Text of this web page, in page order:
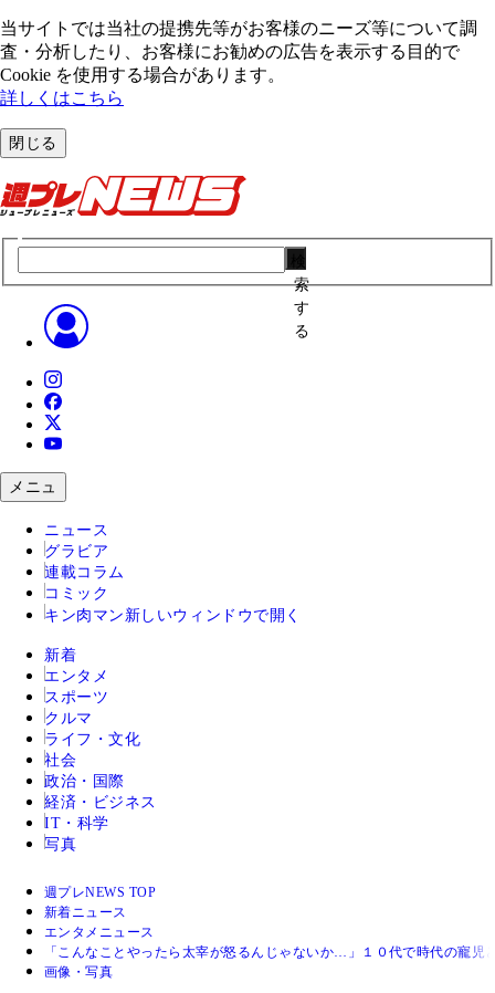
当サイトでは当社の提携先等がお客様のニーズ等について調
査・分析したり、お客様にお勧めの広告を表⽰する⽬的で
Cookie を使⽤する場合があります。
詳しくはこちら
閉じる
索
す
る
メニュ
ニュース
グラビア
連載コラム
コミック
キン肉マン 新しいウィンドウで開く
新着
エンタメ
スポーツ
クルマ
ライフ・文化
社会
政治・国際
経済・ビジネス
IT・科学
写真
週プレNEWS TOP
新着ニュース
エンタメニュース
「こんなことやったら太宰が怒るんじゃないか…」１０代で時代の寵児
画像・写真